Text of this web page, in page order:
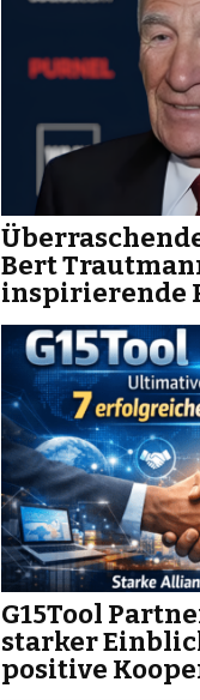
Bert
inspirierende
G15Tool
starker
positive